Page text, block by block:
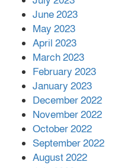
June 2023
May 2023
April 2023
March 2023
February 2023
January 2023
December 2022
November 2022
October 2022
September 2022
August 2022